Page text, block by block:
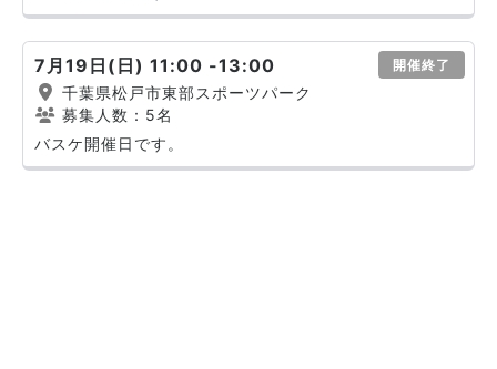
7月19日(日) 11:00 -13:00 開催終了
千葉県松戸市東部スポーツパーク
募集人数：5名
バスケ開催日です。